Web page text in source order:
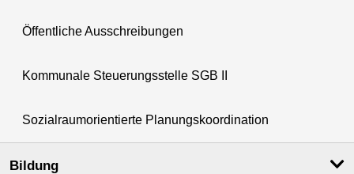
Öffentliche Ausschreibungen
Kommunale Steuerungsstelle SGB II
Sozialraumorientierte Planungskoordination
Bildung